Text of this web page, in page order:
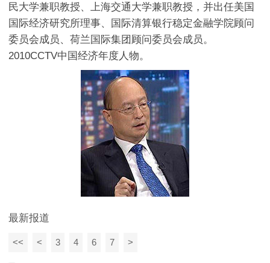
民大学兼职教授、上海交通大学兼职教授，并出任美国
国际经济研究所理事、国际清算银行稳定金融学院顾问
委员会成员、荷兰国际集团顾问委员会成员。
2010CCTV中国经济年度人物。
最新报道
<< < 3 4 6 7 >